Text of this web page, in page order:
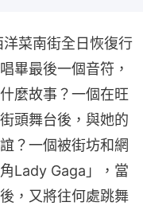
菜南街全日恢復行
畢最後一個音符，
麼故事？一個在旺
頭舞台後，與她的
？一個被街坊和網
Lady Gaga」，當
，又將往何處跳舞